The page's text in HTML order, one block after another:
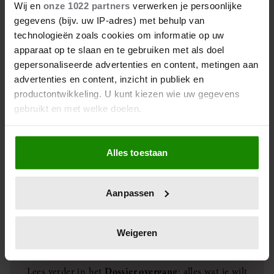
Wij en onze 1022 partners verwerken je persoonlijke
gegevens (bijv. uw IP-adres) met behulp van
technologieën zoals cookies om informatie op uw
apparaat op te slaan en te gebruiken met als doel
gepersonaliseerde advertenties en content, metingen aan
advertenties en content, inzicht in publiek en
productontwikkeling. U kunt kiezen wie uw gegevens
gebruikt en met welke doelen.
Als u het toestaat, willen we ook graag:
Informatie verzamelen over uw geografische
locatie, die tot een paar meter nauwkeurig kan zijn
scannen op specifieke eigenschappen (fingerprinting)
verwerkt en stel uw voorkeuren in het
intrekken in de Cookieverklaring.
Alles toestaan
Aanpassen
Weigeren
EXPERT TIPS OVERGANG VRIENDIN CLUB
8 dingen die je wilt weten over de
Lees verder in het Dossier overgang: alles wat je wilt